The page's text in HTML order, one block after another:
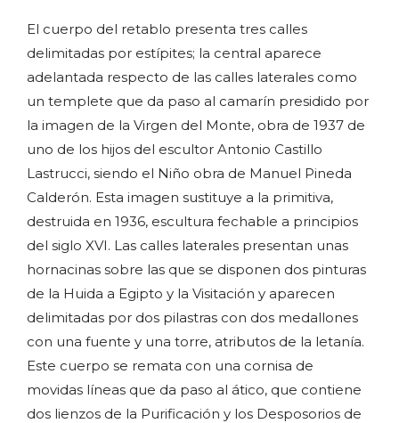
El cuerpo del retablo presenta tres calles
delimitadas por estípites; la central aparece
adelantada respecto de las calles laterales como
un templete que da paso al camarín presidido por
la imagen de la Virgen del Monte, obra de 1937 de
uno de los hijos del escultor Antonio Castillo
Lastrucci, siendo el Niño obra de Manuel Pineda
Calderón. Esta imagen sustituye a la primitiva,
destruida en 1936, escultura fechable a principios
del siglo XVI. Las calles laterales presentan unas
hornacinas sobre las que se disponen dos pinturas
de la Huida a Egipto y la Visitación y aparecen
delimitadas por dos pilastras con dos medallones
con una fuente y una torre, atributos de la letanía.
Este cuerpo se remata con una cornisa de
movidas líneas que da paso al ático, que contiene
dos lienzos de la Purificación y los Desposorios de